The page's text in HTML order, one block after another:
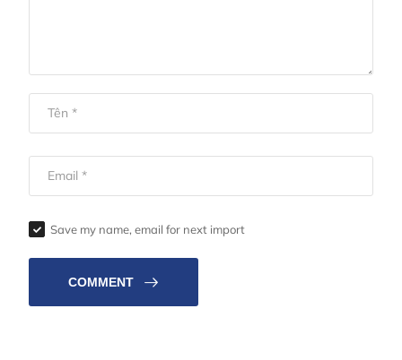
Save my name, email for next import
COMMENT